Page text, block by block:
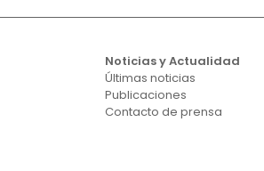
Noticias y Actualidad
Últimas noticias
Publicaciones
Contacto de prensa